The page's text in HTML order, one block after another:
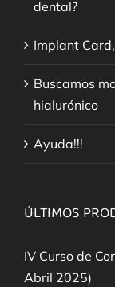
dental?
Implant
Buscamos
hialurónico
Ayuda!!!
ÚLTIMOS
IV Curso de
Abril 2025)